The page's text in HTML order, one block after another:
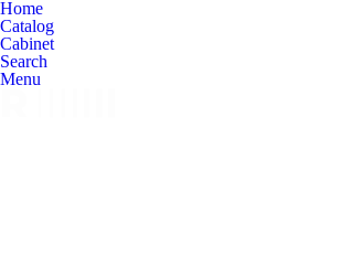
Home
Catalog
Cabinet
Search
Menu